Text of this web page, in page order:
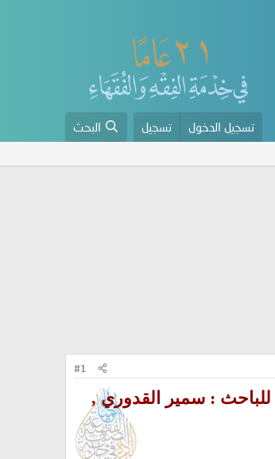
تسجيل الدخول تسجيل البحث
#1
للباحث : سمير القدوري ,